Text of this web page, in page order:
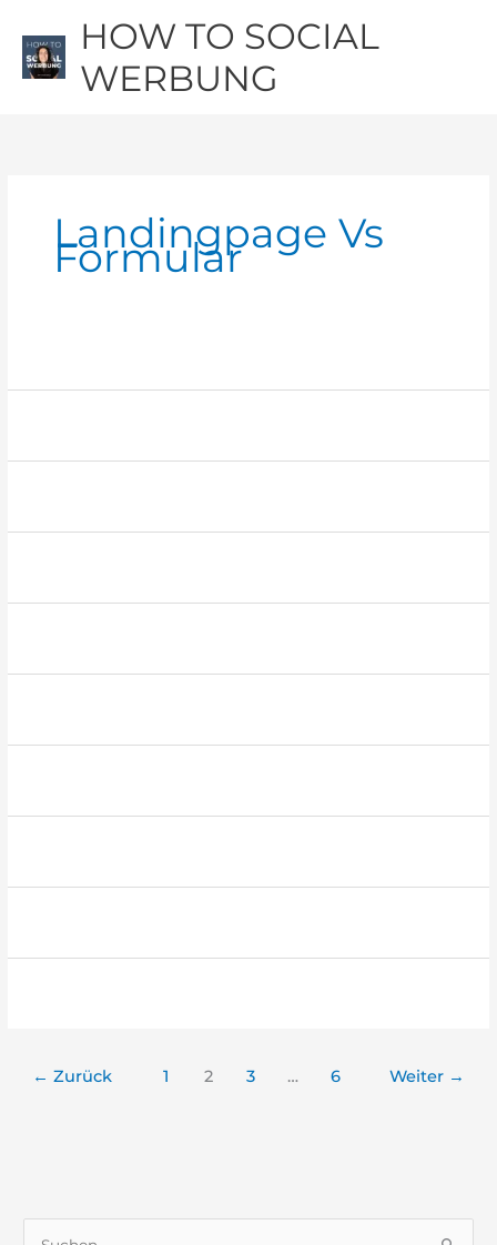
Inhalt
springen
HOW TO SOCIAL
WERBUNG
Landingpage Vs
Formular
← Zurück 1 2 3 … 6 Weiter →